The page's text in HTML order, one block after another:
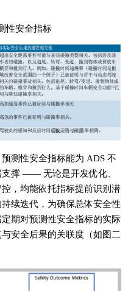
性安全指标
测性安全指标能为 ADS 不
撑 —— 无论是开发优化、
，均能依托指标提前识别潜
续迭代，为确保总体安全性
期对预测性安全指标的实际
安全后果的关联度（如图二